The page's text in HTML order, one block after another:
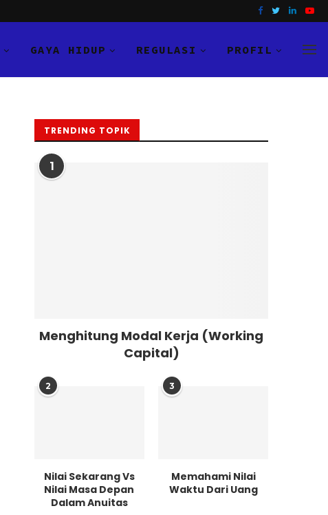
GAYA HIDUP REGULASI PROFIL
TRENDING TOPIK
1
Menghitung Modal Kerja (Working
Capital)
2
Nilai Sekarang Vs
Nilai Masa Depan
Dalam Anuitas
3
Memahami Nilai
Waktu Dari Uang